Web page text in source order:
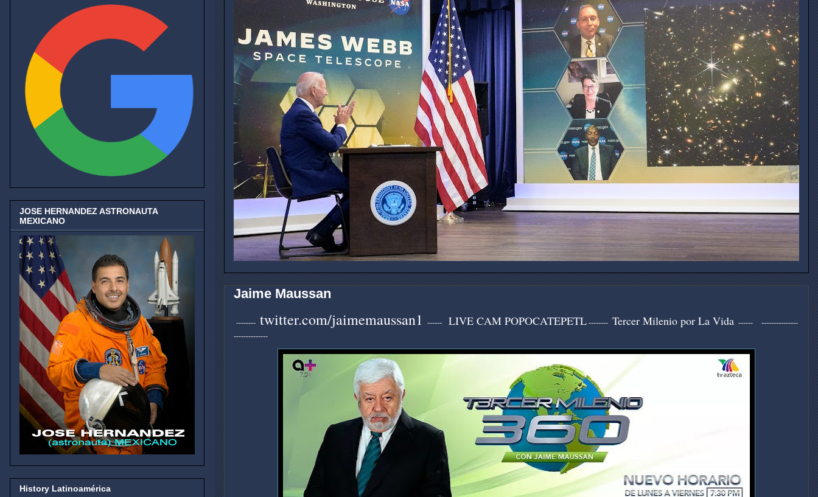
Jaime Maussan
-------- twitter.com/jaimemaussan1 ------ LIVE CAM POPOCATEPETL-------- Tercer Milenio por La Vida ------ ---------------
--------------
JOSE HERNANDEZ ASTRONAUTA
MEXICANO
History Latinoamérica